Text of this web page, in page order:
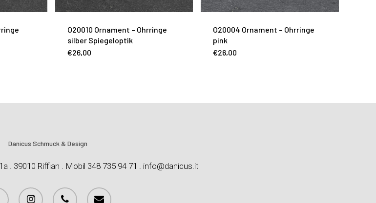
O20010 Ornament – Ohrringe
silber Spiegeloptik
€26,00
O20004 Ornament – Ohrringe
pink
€26,00
Danicus Schmuck & Design
. 39010 Riffian . Mobil 348 735 94 71 . info@danicus.it